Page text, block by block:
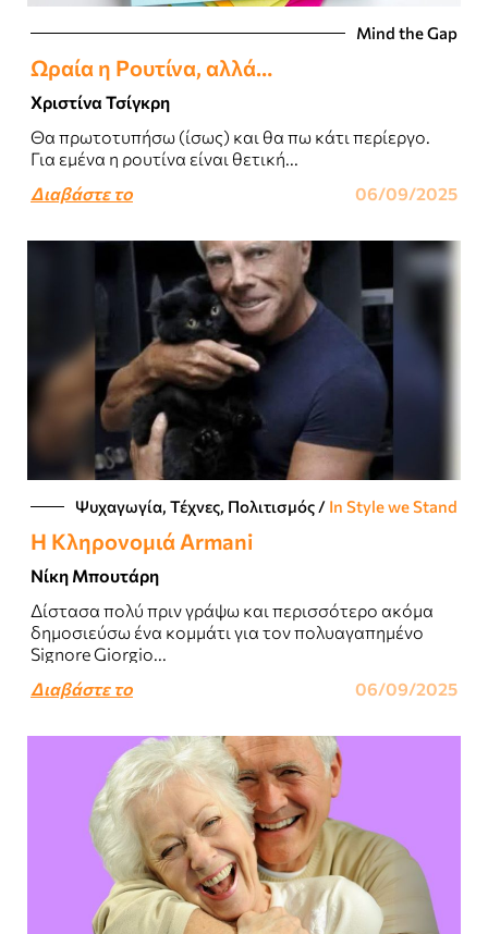
Mind the Gap
Ωραία η Ρουτίνα, αλλά…
Χριστίνα Τσίγκρη
Θα πρωτοτυπήσω (ίσως) και θα πω κάτι περίεργο.
Για εμένα η ρουτίνα είναι θετική...
Διαβάστε το
06/09/2025
Ψυχαγωγία, Τέχνες, Πολιτισμός / In Style we Stand
Η Κληρονομιά Armani
Νίκη Μπουτάρη
Δίστασα πολύ πριν γράψω και περισσότερο ακόμα
δημοσιεύσω ένα κομμάτι για τον πολυαγαπημένο
Signore Giorgio...
Διαβάστε το
06/09/2025